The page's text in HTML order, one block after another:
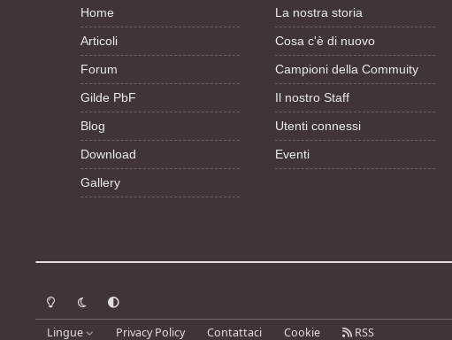
Home
Articoli
Forum
Gilde PbF
Blog
Download
Gallery
La nostra storia
Cosa c'è di nuovo
Campioni della Commuity
Il nostro Staff
Utenti connessi
Eventi
Modalità chiara
Modalità scuraSegui la preferenza del sistema
Lingue Privacy Policy Contattaci Cookie RSS